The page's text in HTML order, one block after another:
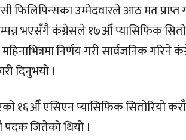
फिलिपिन्सका उम्मेदवारले आठ मत
भएसँगै कंग्रेसले १७औँ प्यासिफिक
निर्णय गरी सार्वजनिक
दिनुभयो ।
१६औँ एसिएन प्यासिफिक सितोरियो
जितेको थियो ।